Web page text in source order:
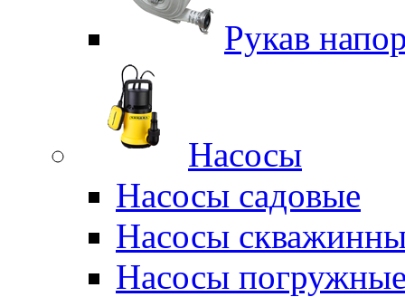
Рукав
Насосы
Насосы садовые
Насосы
Насосы